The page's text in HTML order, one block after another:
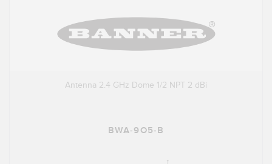
Antenna 2.4 GHz Dome 1/2 NPT 2 dBi
BWA-9O5-B